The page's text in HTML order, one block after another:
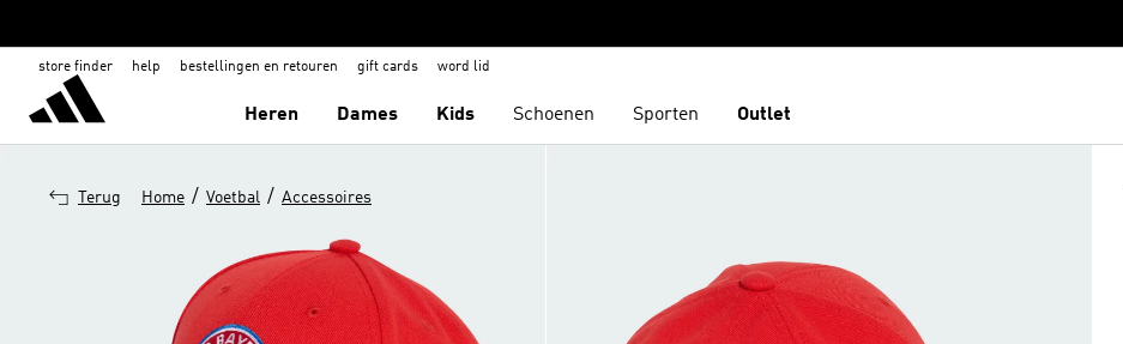
store finder help bestellingen en retouren gift cards word lid
Heren Dames Kids Schoenen Sporten Outlet
Terug Home / Voetbal / Accessoires